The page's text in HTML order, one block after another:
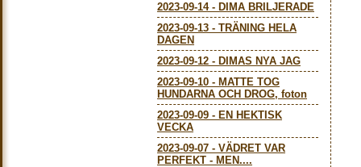
2023-09-14- DIMA BRILJERADE
2023-09-13 - TRÄNING HELA
DAGEN
2023-09-12 - DIMAS NYA JAG
2023-09-10 - MATTE TOG
HUNDARNA OCH DROG, foton
2023-09-09 - EN HEKTISK
VECKA
2023-09-07 - VÄDRET VAR
PERFEKT - MEN....